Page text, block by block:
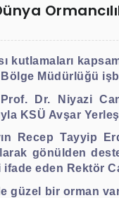
kutlamaları
Bölge Müdürlüğü
Dr. Niyazi
KSÜ Avşar
Recep Tayyip
gönülden
eden Rektör
güzel bir orman